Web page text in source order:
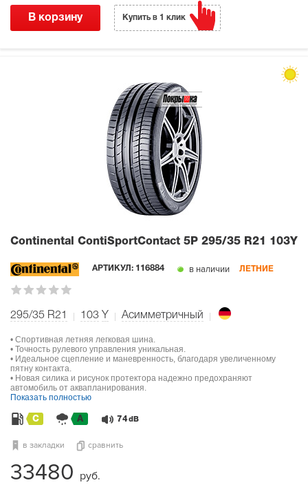
В корзину Купить в 1 клик
Continental ContiSportContact 5P 295/35 R21 103Y
АРТИКУЛ: 116884 в наличии ЛЕТНИЕ
295/35 R21 103 Y Асимметричный
• Спортивная летняя легковая шина.
• Точность рулевого управления уникальная.
• Идеальное сцепление и маневренность, благодаря увеличенному
пятну контакта.
• Новая силика и рисунок протектора надежно предохраняют
автомобиль от аквапланирования.
Показать полностью
C A 74dB
в закладки сравнить
33480 руб.